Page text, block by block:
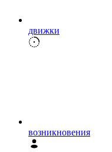
движки
возникновения